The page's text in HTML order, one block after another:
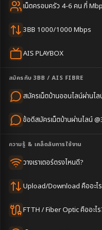
เน็ตครอบครัว 4-6 คน กี่
3BB 1000/1000 Mbps
AIS PLAYBOX
สมัครกับ 3BB / AIS FIBRE
สมัครเน็ตบ้านออนไลน์ผ่านไล
ข้อดีสมัครเน็ตบ้านผ่านไลน์
ความรู้ & เคล็ดลับการใช้งาน
วางเราเตอร์ตรงไหนดี?
Upload/Download คืออะไ
FTTH / Fiber Optic คืออะไ
บริการติดตั้
แอดไลน์
14ตำบล
2-3วันทำการ
500บาท/เดือน